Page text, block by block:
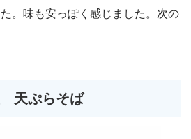
。味も安っぽく感じました。次の
天ぷらそば